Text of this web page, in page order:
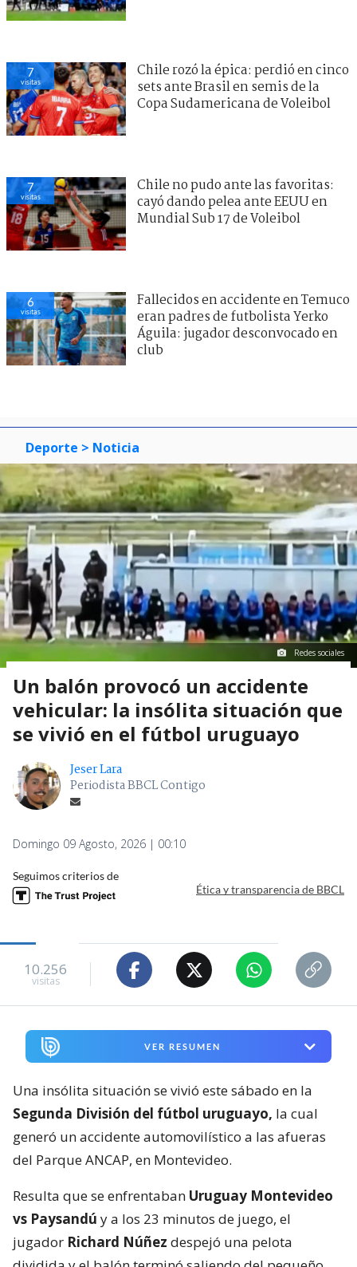
7
visitas
Chile rozó la épica: perdió en cinco
sets ante Brasil en semis de la
Copa Sudamericana de Voleibol
7
visitas
Chile no pudo ante las favoritas:
cayó dando pelea ante EEUU en
Mundial Sub 17 de Voleibol
6
visitas
Fallecidos en accidente en Temuco
eran padres de futbolista Yerko
Águila: jugador desconvocado en
club
Deporte > Noticia
Redes sociales
Un balón provocó un accidente
vehicular: la insólita situación que
se vivió en el fútbol uruguayo
Jeser Lara
Periodista BBCL Contigo
Domingo 09 Agosto, 2026 | 00:10
Seguimos criterios de
Ética y transparencia de BBCL
10.256
visitas
VER RESUMEN
Una insólita situación se vivió este sábado en la
Segunda División del fútbol uruguayo, la cual
generó un accidente automovilístico a las afueras
del Parque ANCAP, en Montevideo.
Resulta que se enfrentaban Uruguay Montevideo
vs Paysandú y a los 23 minutos de juego, el
jugador Richard Núñez despejó una pelota